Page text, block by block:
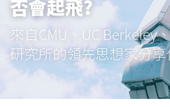
否會起飛?
來自CMU、UC Berkeley
研究所的領先思想家分